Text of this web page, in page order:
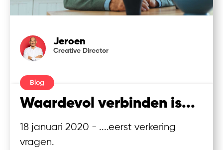
Jeroen
Creative Director
Blog
Waardevol verbinden is...
18 januari 2020 - ....eerst verkering
vragen.